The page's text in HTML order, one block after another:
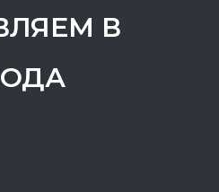
В